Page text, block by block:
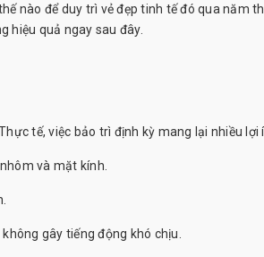
nào để duy trì vẻ đẹp tinh tế đó qua năm
hiệu quả ngay sau đây.
tế, việc bảo trì định kỳ mang lại nhiều lợi
và mặt kính.
gây tiếng động khó chịu.